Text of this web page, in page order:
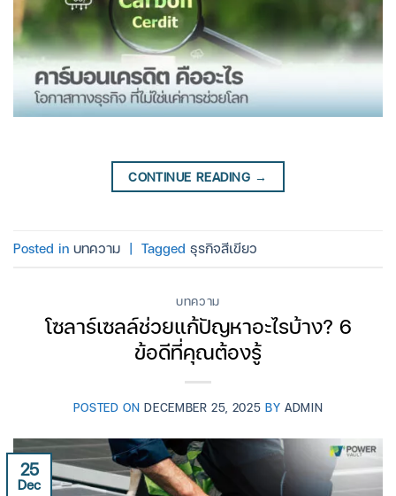
CONTINUE READING →
Posted in บทความ | Tagged ธุรกิจสีเขียว
บทความ
โซลาร์เซลล์ช่วยแก้ปัญหาอะไรบ้าง? 6
ข้อดีที่คุณต้องรู้
POSTED ONDECEMBER 25, 2025 BYADMIN
25
Dec